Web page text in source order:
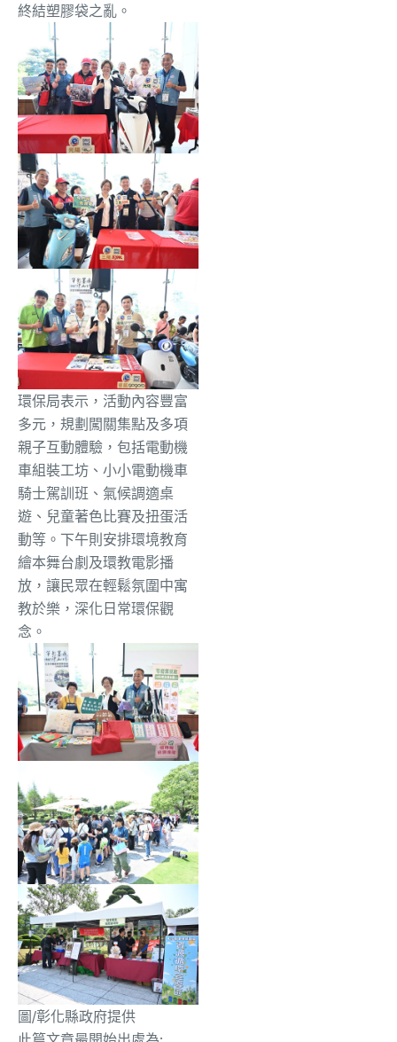
終結塑膠袋之亂。
環保局表示，活動內容豐富
多元，規劃闖關集點及多項
親子互動體驗，包括電動機
車組裝工坊、小小電動機車
騎士駕訓班、氣候調適桌
遊、兒童著色比賽及扭蛋活
動等。下午則安排環境教育
繪本舞台劇及環教電影播
放，讓民眾在輕鬆氛圍中寓
教於樂，深化日常環保觀
念。
圖/彰化縣政府提供